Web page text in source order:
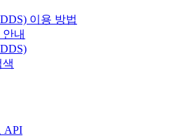
이용 방법
내
API